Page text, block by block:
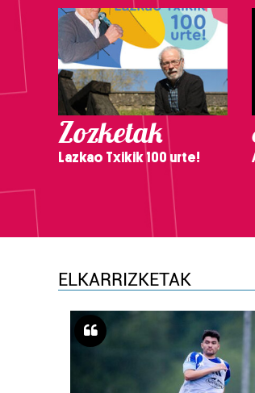
Zozketak
Lazkao Txikik 100 urte!
ELKARRIZKETAK